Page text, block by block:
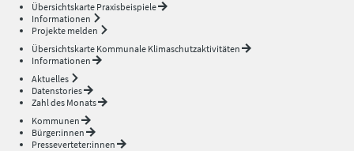
Übersichtskarte Praxisbeispiele
Informationen
Projekte melden
Übersichtskarte Kommunale Klimaschutzaktivitäten
Informationen
Aktuelles
Datenstories
Zahl des Monats
Kommunen
Bürger:innen
Presseverteter:innen